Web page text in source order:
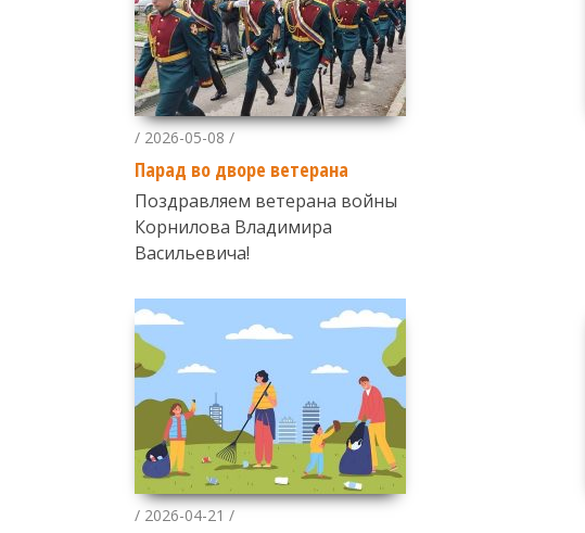
/ 2026-05-08 /
Парад во дворе ветерана
Поздравляем ветерана войны
Корнилова Владимира
Васильевича!
/ 2026-04-21 /